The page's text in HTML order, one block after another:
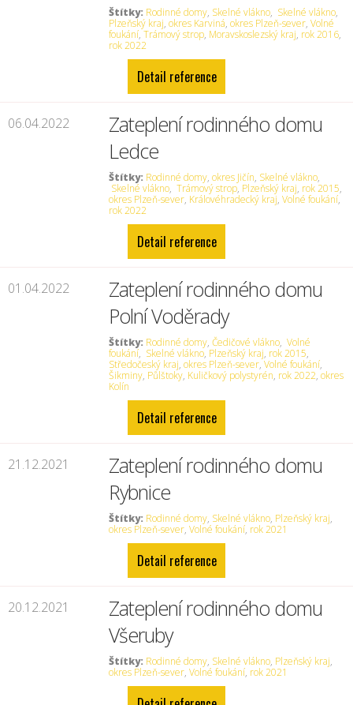
Štítky: Rodinné domy, Skelné vlákno, Skelné vlákno,
Plzeňský kraj,okres Karviná,okres Plzeň-sever,Volné
foukání,Trámový strop, Moravskoslezský kraj, rok 2016,
rok 2022
Detail reference
06.04.2022
Zateplení rodinného domu
Ledce
Štítky: Rodinné domy,okres Jičín, Skelné vlákno,
Skelné vlákno, Trámový strop, Plzeňský kraj, rok 2015,
okres Plzeň-sever, Královéhradecký kraj,Volné foukání,
rok 2022
Detail reference
01.04.2022
Zateplení rodinného domu
Polní Voděrady
Štítky: Rodinné domy,Čedičové vlákno, Volné
foukání, Skelné vlákno, Plzeňský kraj, rok 2015,
Středočeský kraj,okres Plzeň-sever,Volné foukání,
Šikminy, Půlštoky, Kuličkový polystyrén, rok 2022,okres
Kolín
Detail reference
21.12.2021
Zateplení rodinného domu
Rybnice
Štítky: Rodinné domy, Skelné vlákno, Plzeňský kraj,
okres Plzeň-sever,Volné foukání, rok 2021
Detail reference
20.12.2021
Zateplení rodinného domu
Všeruby
Štítky: Rodinné domy, Skelné vlákno, Plzeňský kraj,
okres Plzeň-sever,Volné foukání, rok 2021